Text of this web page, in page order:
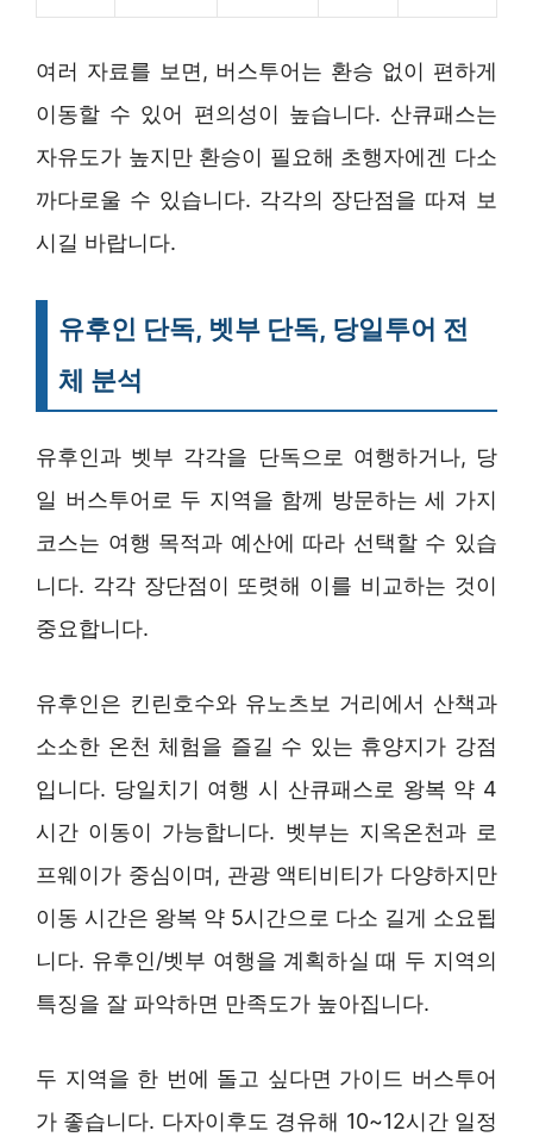
여러 자료를 보면, 버스투어는 환승 없이 편하게
이동할 수 있어 편의성이 높습니다. 산큐패스는
자유도가 높지만 환승이 필요해 초행자에겐 다소
까다로울 수 있습니다. 각각의 장단점을 따져 보
시길 바랍니다.
유후인 단독, 벳부 단독, 당일투어 전
체 분석
유후인과 벳부 각각을 단독으로 여행하거나, 당
일 버스투어로 두 지역을 함께 방문하는 세 가지
코스는 여행 목적과 예산에 따라 선택할 수 있습
니다. 각각 장단점이 또렷해 이를 비교하는 것이
중요합니다.
유후인은 킨린호수와 유노츠보 거리에서 산책과
소소한 온천 체험을 즐길 수 있는 휴양지가 강점
입니다. 당일치기 여행 시 산큐패스로 왕복 약 4
시간 이동이 가능합니다. 벳부는 지옥온천과 로
프웨이가 중심이며, 관광 액티비티가 다양하지만
이동 시간은 왕복 약 5시간으로 다소 길게 소요됩
니다. 유후인/벳부 여행을 계획하실 때 두 지역의
특징을 잘 파악하면 만족도가 높아집니다.
두 지역을 한 번에 돌고 싶다면 가이드 버스투어
가 좋습니다. 다자이후도 경유해 10~12시간 일정